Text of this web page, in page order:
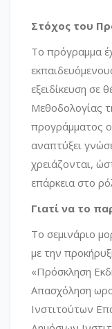
Στόχος του
Το πρόγραμμα
εξειδίκευση σε
Μεθοδολογίας
προγράμματος
αναπτύξει
χρειάζονται,
επάρκεια στο
Γιατί να το
Το σεμινάριο
με την
«Πρόσκληση
Απασχόληση
Ινστιτούτων